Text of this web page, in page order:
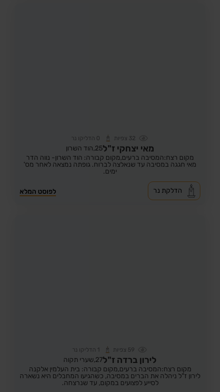
32 צפיות 0 הדליקו נר
מאי יצחקי ז"ל25, הוד השרון
מקום רצח:המסיבה ברעים,מקום קבורה: הוד השרון- נווה הדר
מאי חגגה במסיבה עד שנאלצה לברוח. גופתה נמצאה לאחר מס'
ימים.
לפוסט המלא הדלקת נר
59 צפיות 1 הדליקו נר
לירון ברדה ז"ל27, שערי תקוה
מקום רצח:המסיבה ברעים,מקום קבורה: בית העלמין אלקנה
לירון ז"ל ניהלה את הברים במסיבה, כשהגיעו המחבלים היא נשארה
לסייע לפצועים במקום, עד שנרצחה.